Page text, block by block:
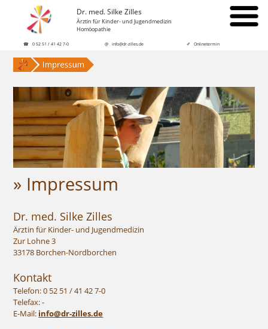
Dr. med. Silke Zilles
Ärztin für Kinder- und Jugendmedizin
Homöopathie
☎ 0 52 51 / 41 42 7-0 @ info@dr-zilles.de ✐ Onlinetermin
» Impressum
Dr. med. Silke Zilles
Ärztin für Kinder- und Jugendmedizin
Zur Lohne 3
33178 Borchen-Nordborchen
Kontakt
Telefon: 0 52 51 / 41 42 7-0
Telefax: -
E-Mail: info@dr-zilles.de